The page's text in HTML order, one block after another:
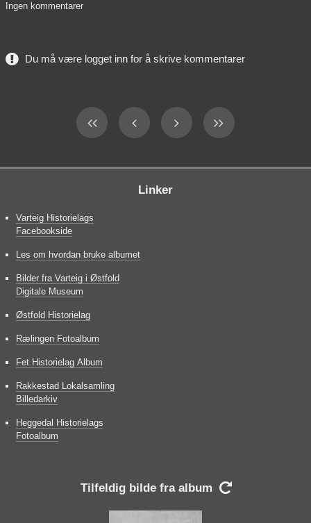
Ingen kommentarer
Du må være logget inn for å skrive kommentarer
Linker
Varteig Historielags
Facebookside
Les om hvordan bruke albumet
Bilder fra Varteig i Østfold
Digitale Museum
Østfold Historielag
Rælingen Fotoalbum
Fet Historielag Album
Rakkestad Lokalsamling
Billedarkiv
Heggedal Historielags
Fotoalbum
Tilfeldig bilde fra album 